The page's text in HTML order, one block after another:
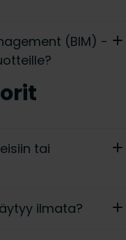
(BIM) -
tai
ilmata?